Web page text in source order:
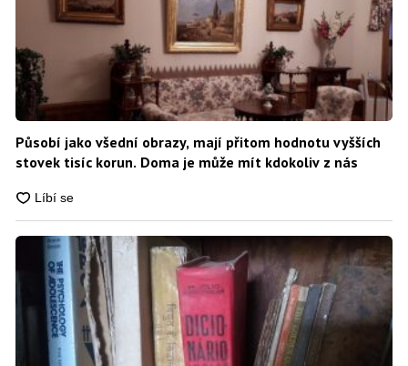
Působí jako všední obrazy, mají přitom hodnotu vyšších
stovek tisíc korun. Doma je může mít kdokoliv z nás